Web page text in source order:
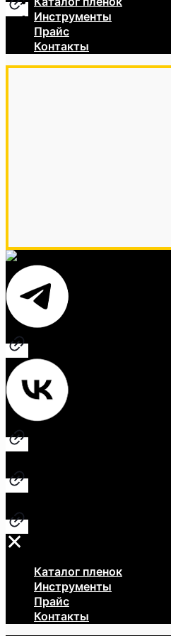
Инструменты
Прайс
Контакты
✕
Каталог пленок
Инструменты
Прайс
Контакты